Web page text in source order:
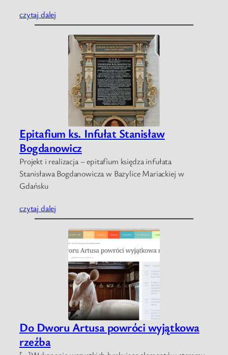
czytaj dalej
Epitafium ks. Infułat Stanisław
Bogdanowicz
Projekt i realizacja – epitafium księdza infułata
Stanisława Bogdanowicza w Bazylice Mariackiej w
Gdańsku
czytaj dalej
Do Dworu Artusa powróci wyjątkowa
rzeźba